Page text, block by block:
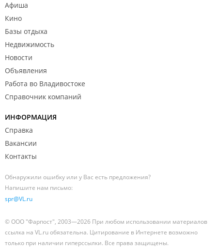
Афиша
Кино
Базы отдыха
Недвижимость
Новости
Объявления
Работа во Владивостоке
Справочник компаний
ИНФОРМАЦИЯ
Справка
Вакансии
Контакты
Обнаружили ошибку или у Вас есть предложения?
Напишите нам письмо:
spr@VL.ru
© ООО "Фарпост", 2003—2026 При любом использовании материалов
ссылка на VL.ru обязательна. Цитирование в Интернете возможно
только при наличии гиперссылки. Все права защищены.